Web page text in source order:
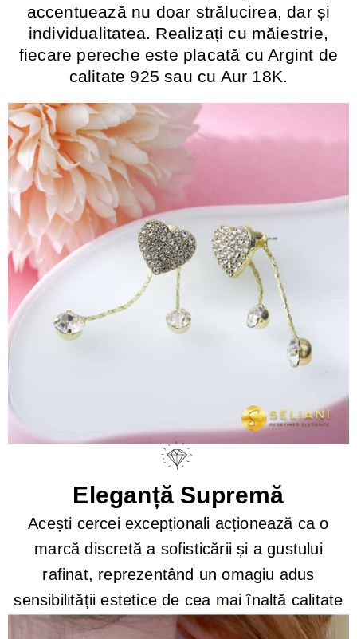
accentuează nu doar strălucirea, dar și
individualitatea. Realizați cu măiestrie,
fiecare pereche este placată cu Argint de
calitate 925 sau cu Aur 18K.
Eleganță Supremă
Acești cercei excepționali acționează ca o
marcă discretă a sofisticării și a gustului
rafinat, reprezentând un omagiu adus
sensibilității estetice de cea mai înaltă calitate